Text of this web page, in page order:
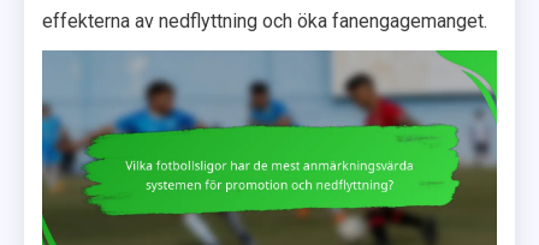
effekterna av nedflyttning och öka fanengagemanget.